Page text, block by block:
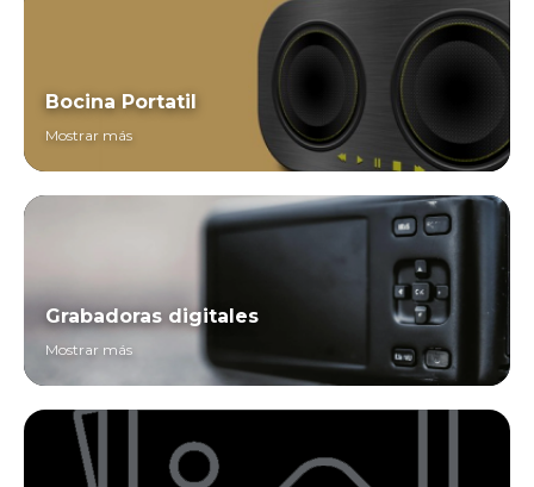
Bocina Portatil
Mostrar más
Grabadoras digitales
Mostrar más